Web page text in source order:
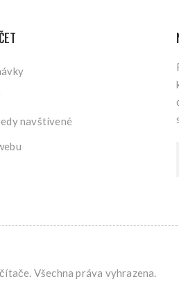
navštívené
Všechna práva vyhrazena.